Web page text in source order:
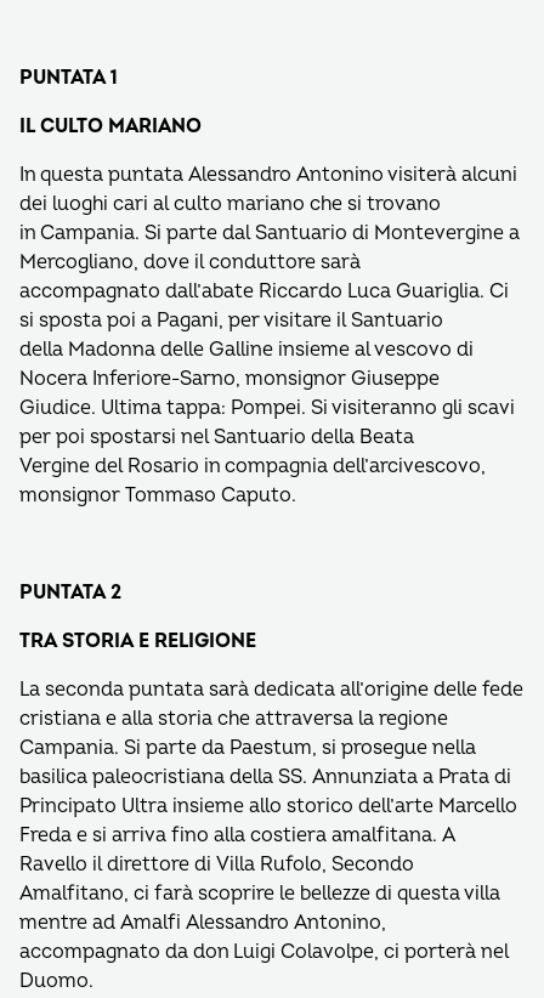
PUNTATA 1
IL CULTO MARIANO
In questa puntata Alessandro Antonino visiterà alcuni
dei luoghi cari al culto mariano che si trovano
in Campania. Si parte dal Santuario di Montevergine a
Mercogliano, dove il conduttore sarà
accompagnato dall’abate Riccardo Luca Guariglia. Ci
si sposta poi a Pagani, per visitare il Santuario
della Madonna delle Galline insieme al vescovo di
Nocera Inferiore-Sarno, monsignor Giuseppe
Giudice. Ultima tappa: Pompei. Si visiteranno gli scavi
per poi spostarsi nel Santuario della Beata
Vergine del Rosario in compagnia dell’arcivescovo,
monsignor Tommaso Caputo.
PUNTATA 2
TRA STORIA E RELIGIONE
La seconda puntata sarà dedicata all’origine delle fede
cristiana e alla storia che attraversa la regione
Campania. Si parte da Paestum, si prosegue nella
basilica paleocristiana della SS. Annunziata a Prata di
Principato Ultra insieme allo storico dell’arte Marcello
Freda e si arriva fino alla costiera amalfitana. A
Ravello il direttore di Villa Rufolo, Secondo
Amalfitano, ci farà scoprire le bellezze di questa villa
mentre ad Amalfi Alessandro Antonino,
accompagnato da don Luigi Colavolpe, ci porterà nel
Duomo.